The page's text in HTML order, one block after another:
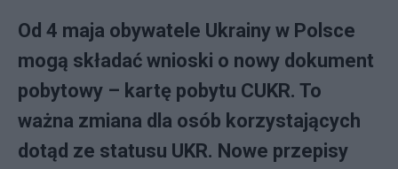
Od 4 maja obywatele Ukrainy w Polsce
mogą składać wnioski o nowy dokument
pobytowy – kartę pobytu CUKR. To
ważna zmiana dla osób korzystających
dotąd ze statusu UKR. Nowe przepisy